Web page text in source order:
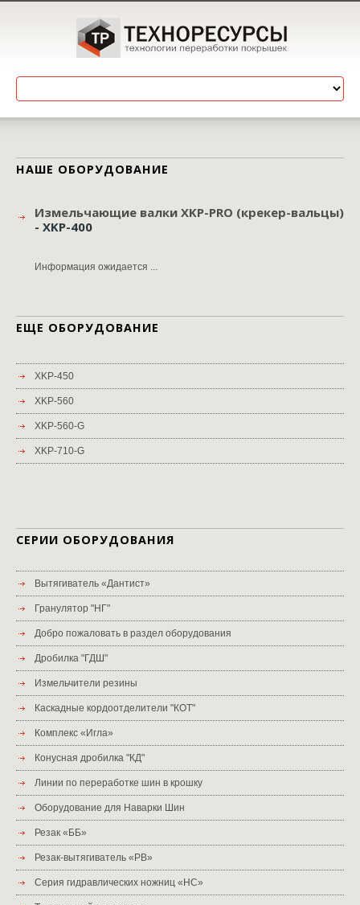
НАШЕ ОБОРУДОВАНИЕ
Измельчающие валки XKP-PRO (крекер-вальцы)
- XKP-400
Информация ожидается ...
ЕЩЕ ОБОРУДОВАНИЕ
XKP-450
XKP-560
XKP-560-G
XKP-710-G
СЕРИИ ОБОРУДОВАНИЯ
Вытягиватель «Дантист»
Гранулятор "НГ"
Добро пожаловать в раздел оборудования
Дробилка "ГДШ"
Измельчители резины
Каскадные кордоотделители "КОТ"
Комплекс «Игла»
Конусная дробилка "КД"
Линии по переработке шин в крошку
Оборудование для Наварки Шин
Резак «ББ»
Резак-вытягиватель «РВ»
Серия гидравлических ножниц «НС»